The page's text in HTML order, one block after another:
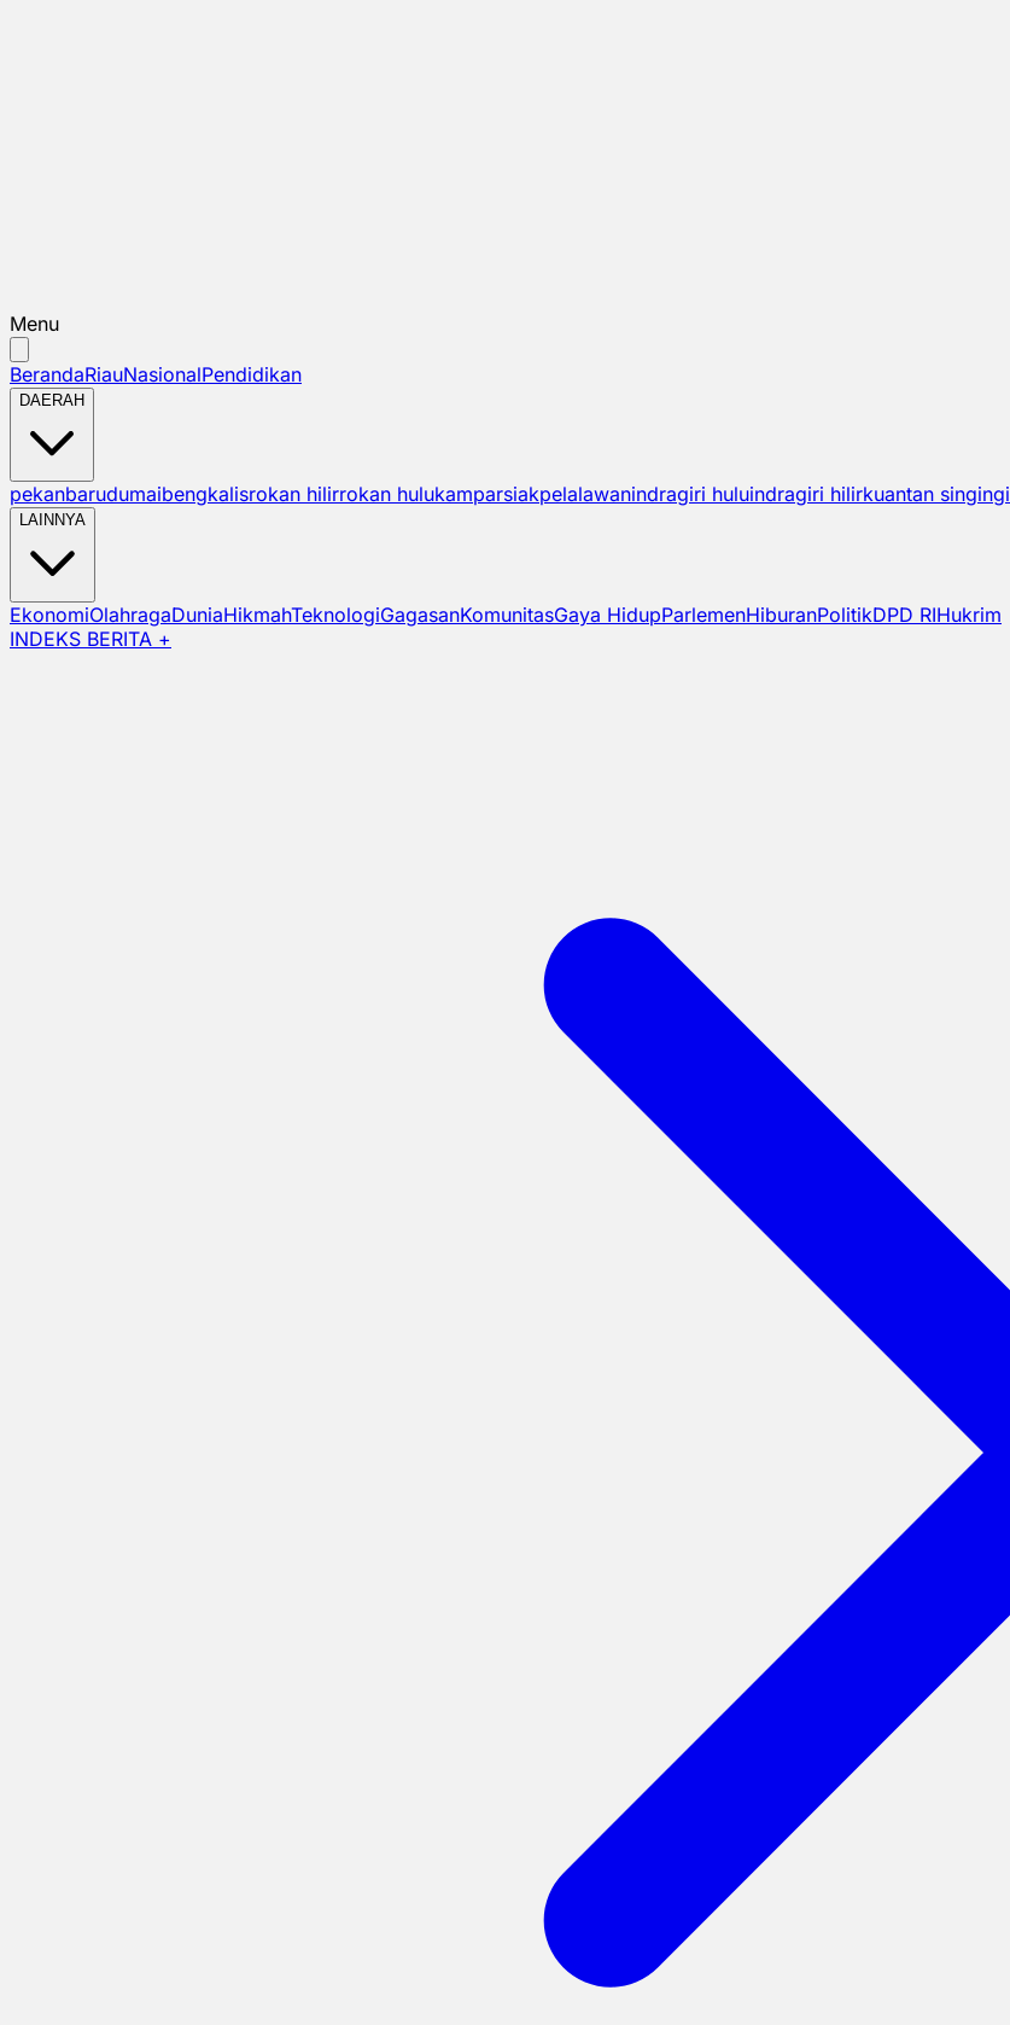
Menu
BerandaRiauNasionalPendidikan
DAERAH
pekanbarudumaibengkalisrokan hilirrokan hulukamparsiakpelalawanindragiri huluindragiri hilirkuantan singingi
LAINNYA
EkonomiOlahragaDuniaHikmahTeknologiGagasanKomunitasGaya HidupParlemenHiburanPolitikDPD RIHukrim
INDEKS BERITA +